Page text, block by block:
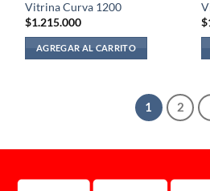
Vitrina Curva 1200
$1.215.000
AGREGAR AL CARRITO
$
1 2